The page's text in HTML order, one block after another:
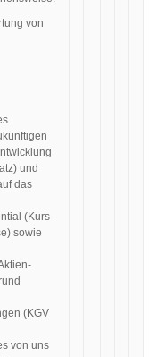
von
und
das
(Kurs-
sowie
(KGV
von uns